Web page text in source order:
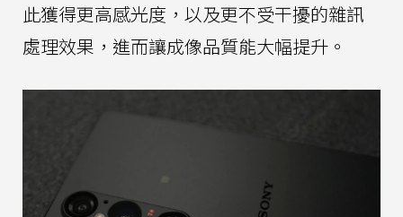
此獲得更高感光度，以及更不受干擾的雜訊
處理效果，進而讓成像品質能大幅提升。